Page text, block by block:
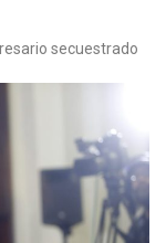
secuestrado